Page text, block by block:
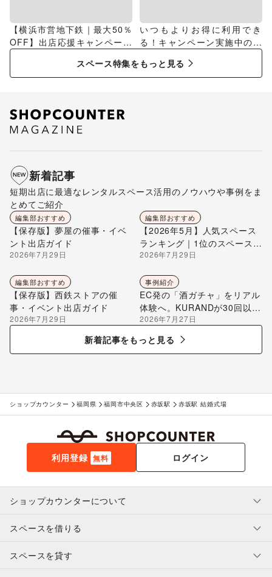
【横浜市営地下鉄｜最大50％
OFF】出店応援キャンペーン
特集
いつもよりお得に利用でき
る！キャンペーン実施中のス
スペース特集をもっと見る
新着記事
短期出店に最適なレンタルスペース活用のノウハウや事例をま
とめてご紹介
編集部おすすめ
【保存版】夢屋の催事・イベ
ント出店ガイド
2026年7月29日
編集部おすすめ
【2026年5月】人気スペース
ランキング｜1位のスペースを
編集部が解説
2026年7月29日
編集部おすすめ
【保存版】西鉄ストアの催
事・イベント出店ガイド
2026年7月29日
事例紹介
EC発の「酒ガチャ」をリアル
体験へ。KURANDが30回以上
のポップアップ出店で届け
る“新しいお酒との出会い”
2026年7月27日
新着記事をもっと見る
ショップカウンター 福岡県 福岡市中央区 赤坂駅 赤坂駅 結婚式場
利用登録 無料 ログイン
ショップカウンターについて
利用規約・ガイドライン
特定商取引法に基づく表示
スペースを借りる
スペースを借りたい人へ
スペースを貸す